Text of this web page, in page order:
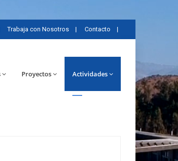
Trabaja con Nosotros | Contacto |
Proyectos Actividades